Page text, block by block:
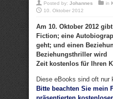
Posted by: Johannes in
10. Oktober 2012
Am 10. Oktober 2012
Fiction; eine
geht; und einen
Beziehungsthriller
Zeit kostenlos für Ihren
Diese eBooks sind oft nur
Bitte beachten Sie mein